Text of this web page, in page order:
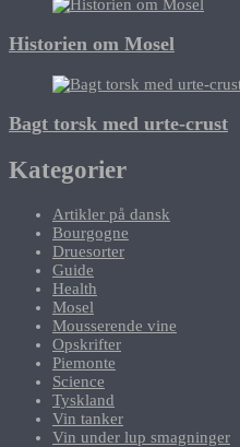
Historien om Mosel
Bagt torsk med urte-crust
Kategorier
Artikler på dansk
Bourgogne
Druesorter
Guide
Health
Mosel
Mousserende vine
Opskrifter
Piemonte
Science
Tyskland
Vin tanker
Vin under lup smagninger